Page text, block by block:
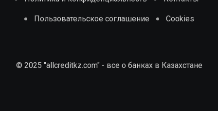
Пользовательское соглашение Cookies
© 2025 "allcreditkz.com" - все о банках в Казахстане